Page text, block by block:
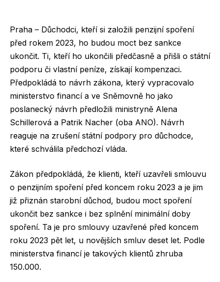
Praha – Důchodci, kteří si založili penzijní spoření
před rokem 2023, ho budou moct bez sankce
ukončit. Ti, kteří ho ukončili předčasně a přišli o státní
podporu či vlastní peníze, získají kompenzaci.
Předpokládá to návrh zákona, který vypracovalo
ministerstvo financí a ve Sněmovně ho jako
poslanecký návrh předložili ministryně Alena
Schillerová a Patrik Nacher (oba ANO). Návrh
reaguje na zrušení státní podpory pro důchodce,
které schválila předchozí vláda.
Zákon předpokládá, že klienti, kteří uzavřeli smlouvu
o penzijním spoření před koncem roku 2023 a je jim
již přiznán starobní důchod, budou moct spoření
ukončit bez sankce i bez splnění minimální doby
spoření. Ta je pro smlouvy uzavřené před koncem
roku 2023 pět let, u novějších smluv deset let. Podle
ministerstva financí je takových klientů zhruba
150.000.